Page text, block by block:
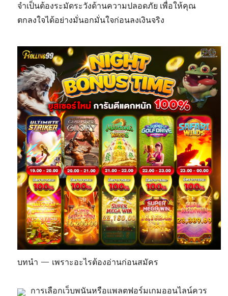
จำเป็นต้องระมัดระวังด้านความปลอดภัย เพื่อให้คุณ
ตกลงใจได้อย่างมั่นอกมั่นใจก่อนลงเงินจริง
บทนำ — เพราะอะไรต้องอ่านก่อนสมัคร
การเลือกเว็บพนันหรือแพลตฟอร์มเกมออนไลน์ควร